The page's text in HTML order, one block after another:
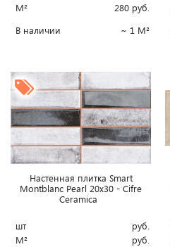
М²
280 руб.
В наличии
~ 1 М²
Настенная плитка Smart
Montblanc Pearl 20x30 - Cifre
Ceramica
шт
руб.
М²
руб.